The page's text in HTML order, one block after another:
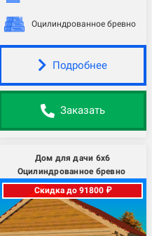
Оцилиндрованное бревно
Подробнее
Заказать
Дом для дачи 6х6
Оцилиндрованное бревно
Скидка до 91800 ₽